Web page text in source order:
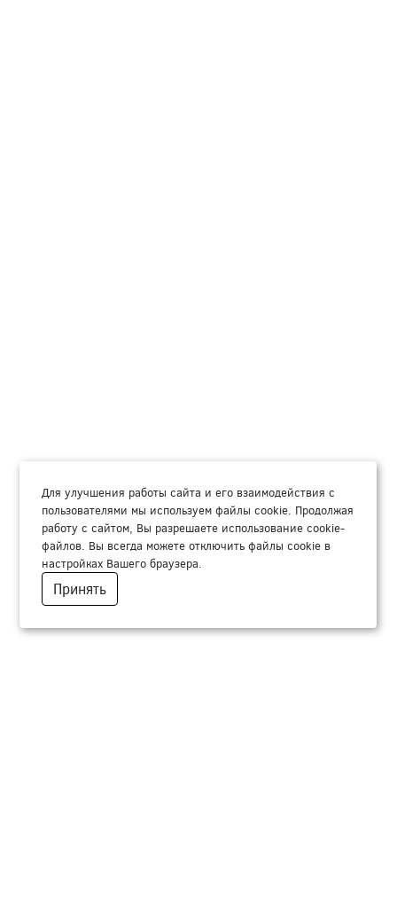
Для улучшения работы сайта и его взаимодействия с
пользователями мы используем файлы cookie. Продолжая
работу с сайтом, Вы разрешаете использование cookie-
файлов. Вы всегда можете отключить файлы cookie в
настройках Вашего браузера.
Принять